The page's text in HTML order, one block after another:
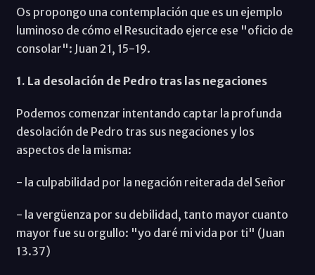
Os propongo una contemplación que es un ejemplo
luminoso de cómo el Resucitado ejerce ese "oficio de
consolar": Juan 21, 15-19.
1. La desolación de Pedro tras las negaciones
Podemos comenzar intentando captar la profunda
desolación de Pedro tras sus negaciones y los
aspectos de la misma:
- la culpabilidad por la negación reiterada del Señor
- la vergüenza por su debilidad, tanto mayor cuanto
mayor fue su orgullo: "yo daré mi vida por ti" (Juan
13.37)